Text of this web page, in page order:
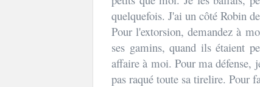
quelquefois. J'ai un côté Robin
Pour l'extorsion, demandez à
ses gamins, quand ils étaient
affaire à moi. Pour ma défense,
pas raqué toute sa tirelire. Pour